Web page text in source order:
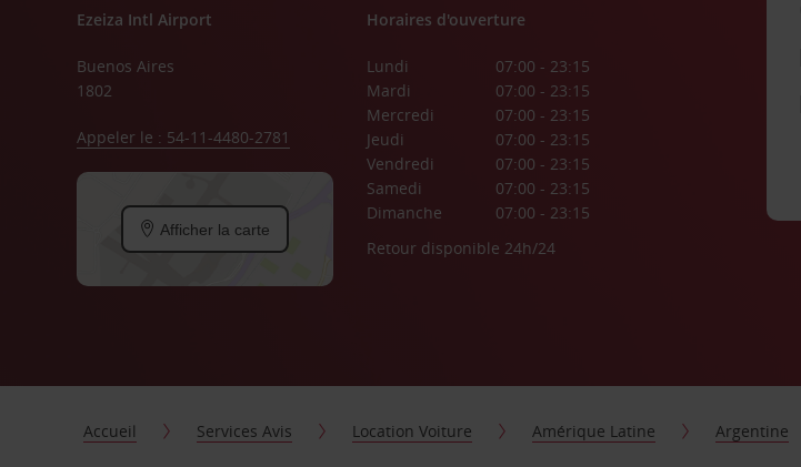
Ezeiza Intl Airport
Buenos Aires
1802
Appeler le : 54-11-4480-2781
Afficher la carte
Horaires d'ouverture
Lundi
07:00 - 23:15
Mardi
07:00 - 23:15
Mercredi
07:00 - 23:15
Jeudi
07:00 - 23:15
Vendredi
07:00 - 23:15
Samedi
07:00 - 23:15
Dimanche
07:00 - 23:15
Retour disponible 24h/24
Accueil Services Avis Location Voiture Amérique Latine Argentine